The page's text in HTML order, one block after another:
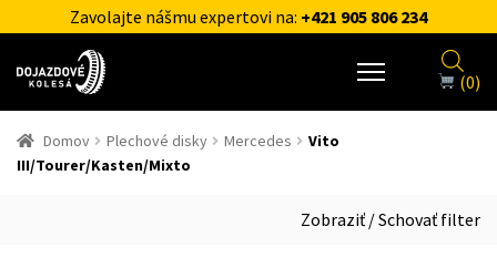
Zavolajte nášmu expertovi na: +421 905 806 234
(0)
Domov Plechové disky Mercedes
Vito
III/Tourer/Kasten/Mixto
Zobraziť / Schovať filter